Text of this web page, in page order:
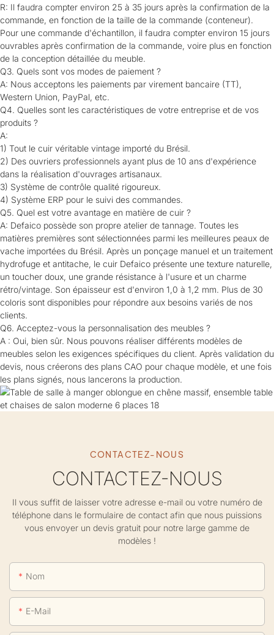
R: Il faudra compter environ 25 à 35 jours après la confirmation de la
commande, en fonction de la taille de la commande (conteneur).
Pour une commande d'échantillon, il faudra compter environ 15 jours
ouvrables après confirmation de la commande, voire plus en fonction
de la conception détaillée du meuble.
Q3. Quels sont vos modes de paiement ?
A: Nous acceptons les paiements par virement bancaire (TT),
Western Union, PayPal, etc.
Q4. Quelles sont les caractéristiques de votre entreprise et de vos
produits ?
A:
1) Tout le cuir véritable vintage importé du Brésil.
2) Des ouvriers professionnels ayant plus de 10 ans d'expérience
dans la réalisation d'ouvrages artisanaux.
3) Système de contrôle qualité rigoureux.
4) Système ERP pour le suivi des commandes.
Q5. Quel est votre avantage en matière de cuir ?
A: Defaico possède son propre atelier de tannage. Toutes les
matières premières sont sélectionnées parmi les meilleures peaux de
vache importées du Brésil. Après un ponçage manuel et un traitement
hydrofuge et antitache, le cuir Defaico présente une texture naturelle,
un toucher doux, une grande résistance à l'usure et un charme
rétro/vintage. Son épaisseur est d'environ 1,0 à 1,2 mm. Plus de 30
coloris sont disponibles pour répondre aux besoins variés de nos
clients.
Q6. Acceptez-vous la personnalisation des meubles ?
A : Oui, bien sûr. Nous pouvons réaliser différents modèles de
meubles selon les exigences spécifiques du client. Après validation du
devis, nous créerons des plans CAO pour chaque modèle, et une fois
les plans signés, nous lancerons la production.
CONTACTEZ-NOUS
CONTACTEZ-NOUS
Il vous suffit de laisser votre adresse e-mail ou votre numéro de
téléphone dans le formulaire de contact afin que nous puissions
vous envoyer un devis gratuit pour notre large gamme de
modèles !
Nom
E-Mail